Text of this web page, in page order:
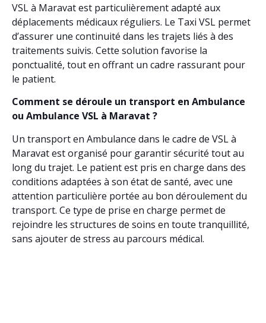
VSL à Maravat est particulièrement adapté aux
déplacements médicaux réguliers. Le Taxi VSL permet
d’assurer une continuité dans les trajets liés à des
traitements suivis. Cette solution favorise la
ponctualité, tout en offrant un cadre rassurant pour
le patient.
Comment se déroule un transport en Ambulance
ou Ambulance VSL à Maravat ?
Un transport en Ambulance dans le cadre de VSL à
Maravat est organisé pour garantir sécurité tout au
long du trajet. Le patient est pris en charge dans des
conditions adaptées à son état de santé, avec une
attention particulière portée au bon déroulement du
transport. Ce type de prise en charge permet de
rejoindre les structures de soins en toute tranquillité,
sans ajouter de stress au parcours médical.